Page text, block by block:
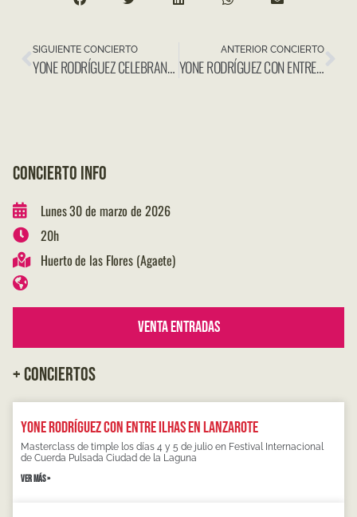
SIGUIENTE CONCIERTO
YONE RODRÍGUEZ CELEBRANDO A JOSÉ ANTONIO RAMOS «TANEKRA» EN MUSICANDO
ANTERIOR CONCIERTO
YONE RODRÍGUEZ CON ENTRE ILHAS EN KRIOL JAZZ
CONCIERTO INFO
Lunes 30 de marzo de 2026
20h
Huerto de las Flores (Agaete)
Venta Entradas
+ CONCIERTOS
Yone Rodríguez con Entre Ilhas en Lanzarote
Masterclass de timple los días 4 y 5 de julio en Festival Internacional
de Cuerda Pulsada Ciudad de la Laguna
VER MÁS »